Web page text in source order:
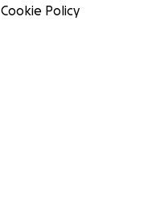
Cookie Policy